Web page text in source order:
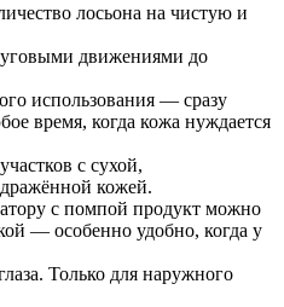
лосьона на чистую и
движениями до
использования — сразу
время, когда кожа нуждается
с сухой,
кожей.
с помпой продукт можно
— особенно удобно, когда у
Только для наружного